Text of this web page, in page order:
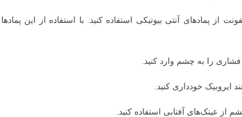
از پمادهای آنتی بیوتیکی استفاده کنید. با استفاده از این
را به چشم وارد کنید.
ایروبیک خودداری کنید.
از عینک‌های آفتابی استفاده کنید.